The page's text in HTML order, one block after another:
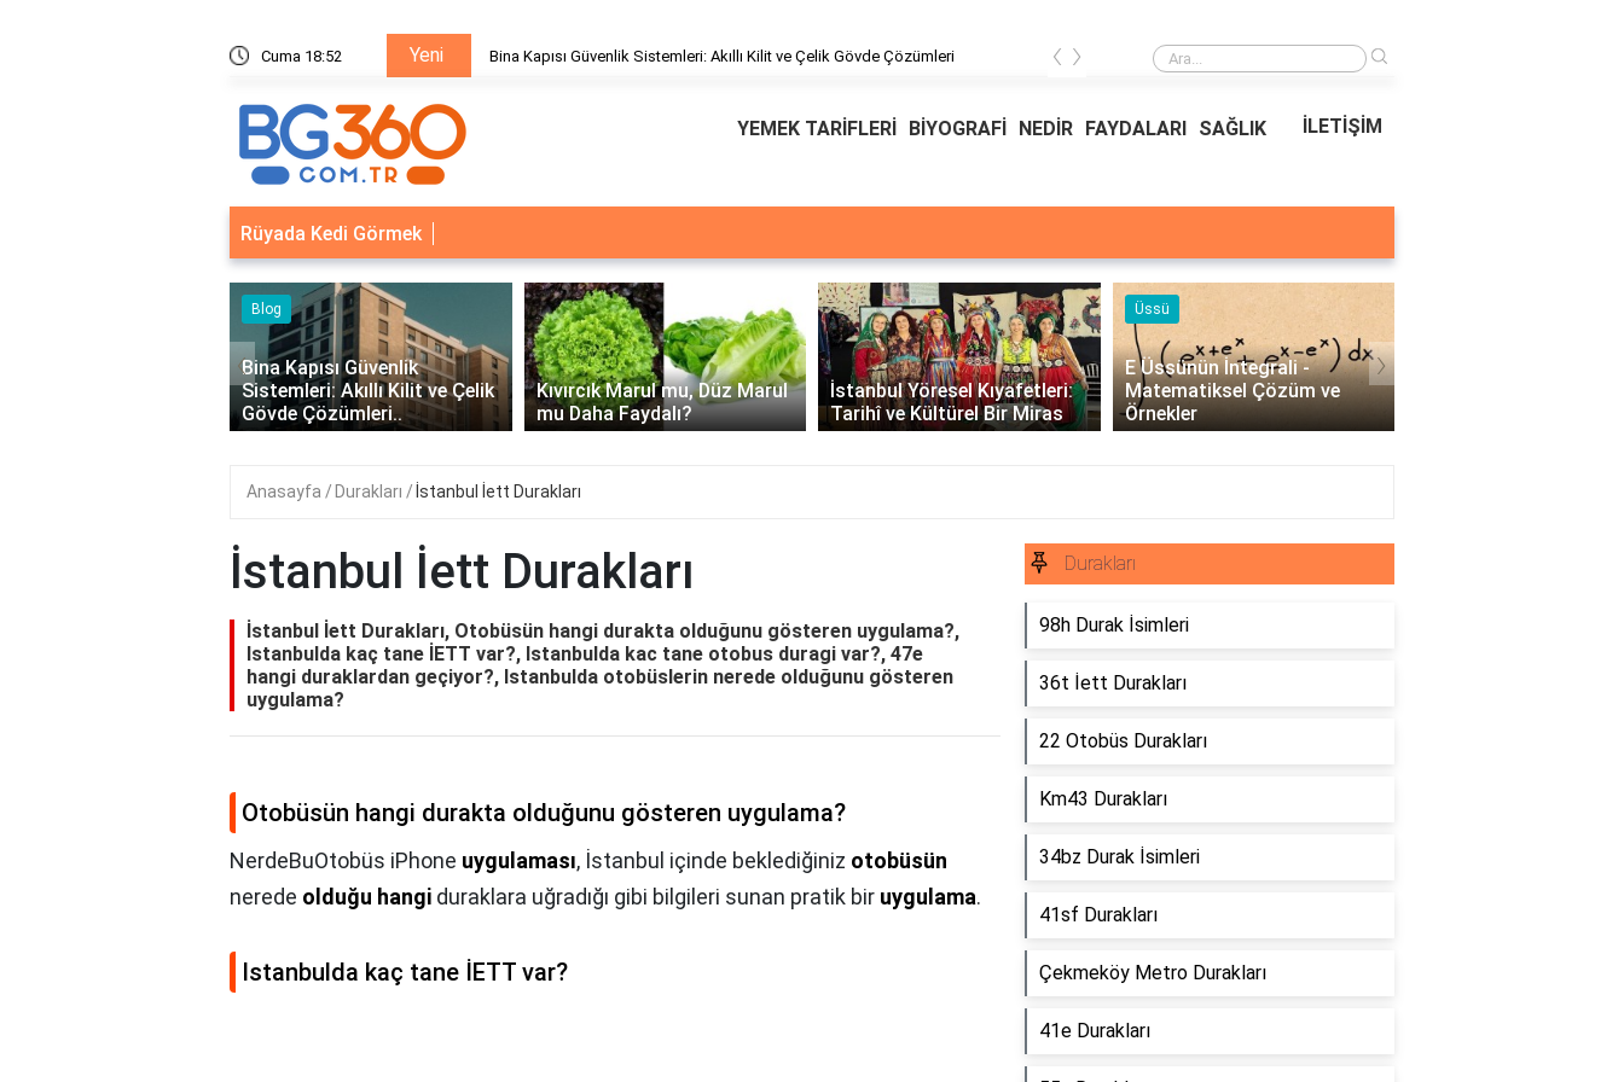
Cuma 18:52 Yeni
Sistemleri: Akıllı Kilit ve Çelik Gövde Çözümleri Bina Kapısı Güvenlik Sistemleri: Akıllı Kilit ve Çelik Gövde Çözümleri Ödeal Müşteri Hizmetleri
‹ ›
YEMEK TARİFLERİ BİYOGRAFİ NEDİR FAYDALARI SAĞLIK İLETİŞİM
Rüyada Kedi Görmek
Kıvırcık Marul mu, Düz Marul
mu Daha Faydalı?
İstanbul Yöresel Kıyafetleri:
Tarihî ve Kültürel Bir Miras
Üssü
E Üssünün İntegrali -
Matematiksel Çözüm ve
Örnekler
Örnekleri
Profesyonel Kurumsal Mail
Örnekleri - İşletmeler İçin
Etkili İletişim..
‹ ›
Anasayfa Durakları İstanbul İett Durakları
İstanbul İett Durakları
İstanbul İett Durakları, Otobüsün hangi durakta olduğunu gösteren uygulama?,
Istanbulda kaç tane İETT var?, Istanbulda kac tane otobus duragi var?, 47e
hangi duraklardan geçiyor?, Istanbulda otobüslerin nerede olduğunu gösteren
uygulama?
Otobüsün hangi durakta olduğunu gösteren uygulama?
NerdeBuOtobüs iPhone uygulaması, İstanbul içinde beklediğiniz otobüsün
nerede olduğu hangi duraklara uğradığı gibi bilgileri sunan pratik bir uygulama.
Istanbulda kaç tane İETT var?
Durakları
98h Durak İsimleri
36t İett Durakları
22 Otobüs Durakları
Km43 Durakları
34bz Durak İsimleri
41sf Durakları
Çekmeköy Metro Durakları
41e Durakları